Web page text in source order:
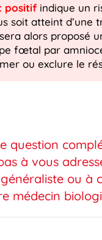
positifindique un
soit atteint d’une
sera alors proposé
fœtal par
ou exclure le
question
à vous
ou à
médecin